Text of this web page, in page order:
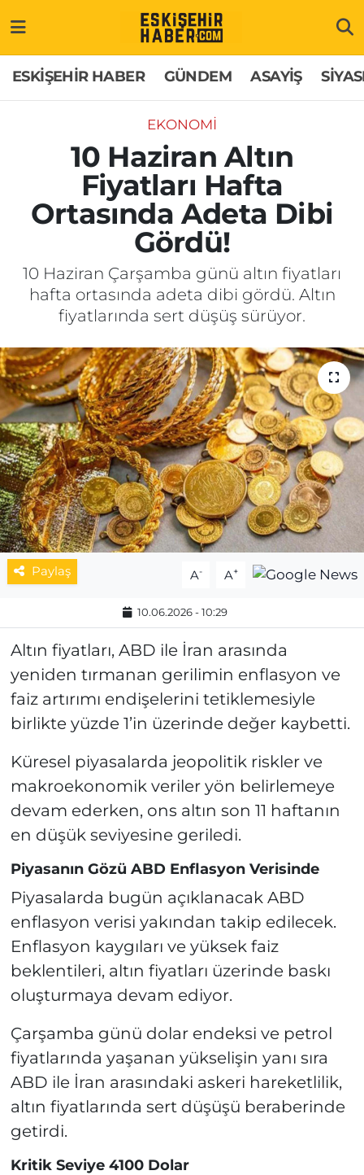
ESKİŞEHİR HABER GÜNDEM ASAYİŞ
EKONOMİ
10 Haziran Altın
Fiyatları Hafta
Ortasında Adeta Dibi
Gördü!
10 Haziran Çarşamba günü altın fiyatları
hafta ortasında adeta dibi gördü. Altın
fiyatlarında sert düşüş sürüyor.
Paylaş A- A+
10.06.2026 - 10:29
Altın fiyatları, ABD ile İran arasında
yeniden tırmanan gerilimin enflasyon ve
faiz artırımı endişelerini tetiklemesiyle
birlikte yüzde 1’in üzerinde değer kaybetti.
Küresel piyasalarda jeopolitik riskler ve
makroekonomik veriler yön belirlemeye
devam ederken, ons altın son 11 haftanın
en düşük seviyesine geriledi.
Piyasanın Gözü ABD Enflasyon Verisinde
Piyasalarda bugün açıklanacak ABD
enflasyon verisi yakından takip edilecek.
Enflasyon kaygıları ve yüksek faiz
beklentileri, altın fiyatları üzerinde baskı
oluşturmaya devam ediyor.
Çarşamba günü dolar endeksi ve petrol
fiyatlarında yaşanan yükselişin yanı sıra
ABD ile İran arasındaki askeri hareketlilik,
altın fiyatlarında sert düşüşü beraberinde
getirdi.
Kritik Seviye 4100 Dolar
GÜNDEM
ASAYİŞ
SİYASET
EKONOMİ
SAĞLIK
EĞİTİM
SPOR
MAGAZİN
ESKİŞEHİRSPOR
Hakkımızda
İletişim
Künye
Odunpazarı Trafik Yoğunluk Haritası
Süper Lig Puan Durumu ve Fikstür
Tüm Manşetler
Son Dakika Haberleri
Haber Arşivi